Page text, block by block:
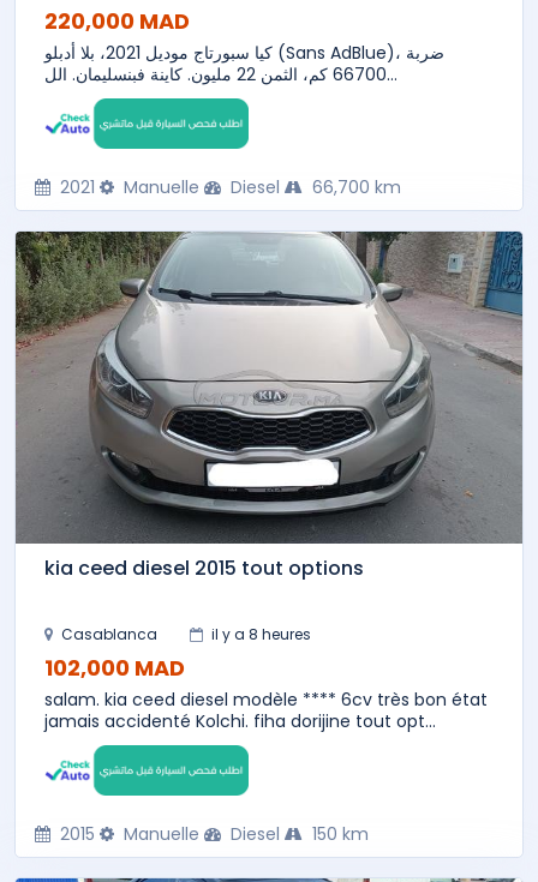
220,000 MAD
كيا سبورتاج موديل 2021، بلا أدبلو (Sans AdBlue)، ضربة
66700 كم، الثمن 22 مليون. كاينة فبنسليمان. الل...
2021 Manuelle Diesel 66,700 km
kia ceed diesel 2015 tout options
Casablanca il y a 8 heures
102,000 MAD
salam. kia ceed diesel modèle **** 6cv très bon état
jamais accidenté Kolchi. fiha dorijine tout opt...
2015 Manuelle Diesel 150 km